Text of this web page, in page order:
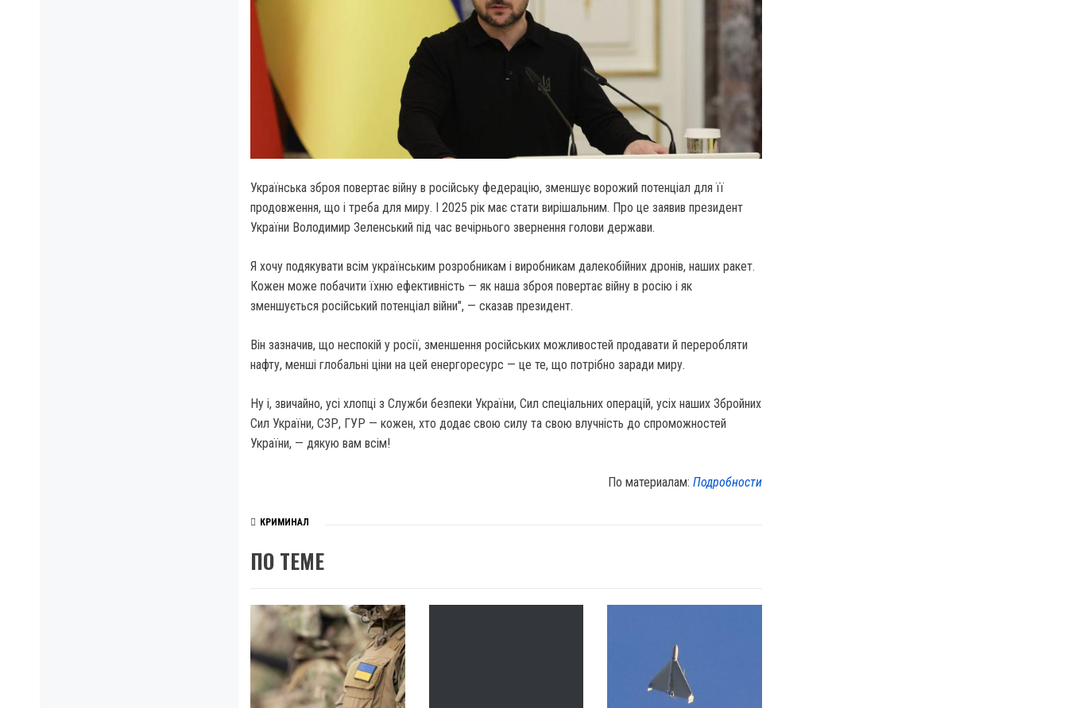
Українська зброя повертає війну в російську федерацію, зменшує ворожий потенціал для її
продовження, що і треба для миру. І 2025 рік має стати вирішальним. Про це заявив президент
України Володимир Зеленський під час вечірнього звернення голови держави.
Я хочу подякувати всім українським розробникам і виробникам далекобійних дронів, наших ракет.
Кожен може побачити їхню ефективність — як наша зброя повертає війну в росію і як
зменшується російський потенціал війни", — сказав президент.
Він зазначив, що неспокій у росії, зменшення російських можливостей продавати й переробляти
нафту, менші глобальні ціни на цей енергоресурс — це те, що потрібно заради миру.
Ну і, звичайно, усі хлопці з Служби безпеки України, Сил спеціальних операцій, усіх наших Збройних
Сил України, СЗР, ГУР — кожен, хто додає свою силу та свою влучність до спроможностей
України, — дякую вам всім!
По материалам:Подробности
КРИМИНАЛ
ПО ТЕМЕ